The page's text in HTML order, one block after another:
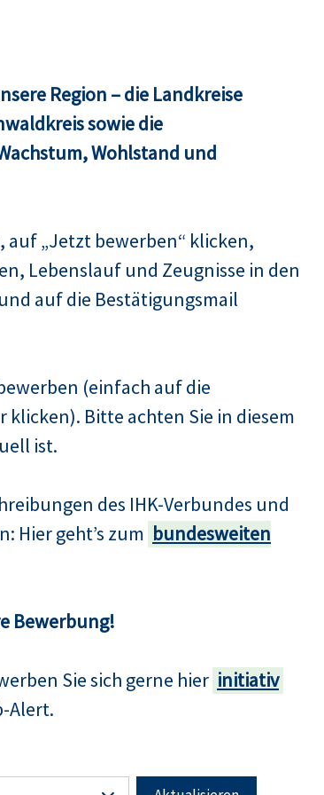
Region – die Landkreise
sowie die
Wohlstand und
„Jetzt bewerben“ klicken,
Lebenslauf und Zeugnisse in den
auf die Bestätigungsmail
(einfach auf die
Bitte achten Sie in diesem
ist.
des IHK-Verbundes und
Hier geht’s zum bundesweiten
Bewerbung!
Sie sich gerne hier initiativ
Alert.